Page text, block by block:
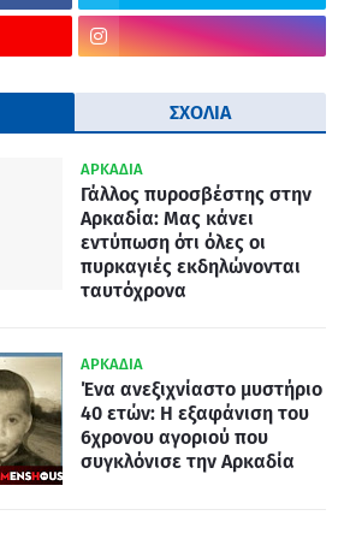
ΣΧΟΛΙΑ
ΑΡΚΑΔΙΑ
Γάλλος πυροσβέστης στην
Αρκαδία: Μας κάνει
εντύπωση ότι όλες οι
πυρκαγιές εκδηλώνονται
ταυτόχρονα
ΑΡΚΑΔΙΑ
Ένα ανεξιχνίαστο μυστήριο
40 ετών: Η εξαφάνιση του
6χρονου αγοριού που
συγκλόνισε την Αρκαδία